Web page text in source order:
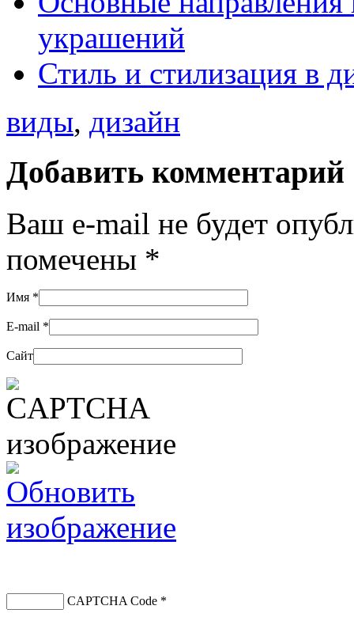
украшений
Стиль и стилизация в
виды, дизайн
Добавить комментарий
Ваш e-mail не будет
помечены *
Имя *
E-mail *
Сайт
CAPTCHA Code *